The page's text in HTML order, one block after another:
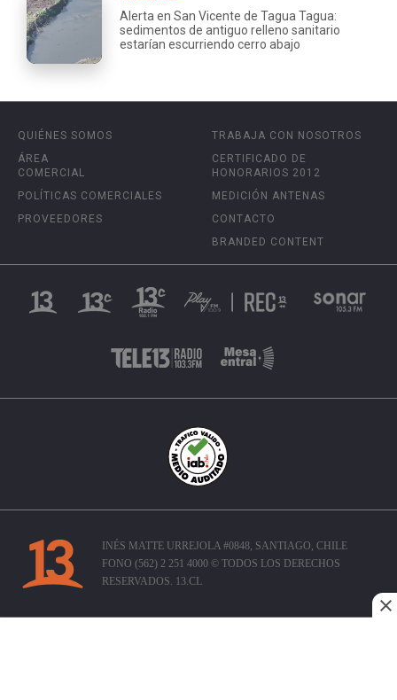
Alerta en San Vicente de Tagua Tagua:
sedimentos de antiguo relleno sanitario
estarían escurriendo cerro abajo
QUIÉNES SOMOS
ÁREA
COMERCIAL
POLÍTICAS COMERCIALES
PROVEEDORES
TRABAJA CON NOSOTROS
CERTIFICADO DE
HONORARIOS 2012
MEDICIÓN ANTENAS
CONTACTO
BRANDED CONTENT
INÉS MATTE URREJOLA #0848, SANTIAGO, CHILE
FONO (562) 2 251 4000 © TODOS LOS DERECHOS
RESERVADOS. 13.CL